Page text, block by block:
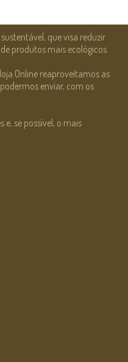
que visa reduzir
produtos mais ecológicos.
Online reaproveitamos as
enviar, com os
e, se possível, o mais